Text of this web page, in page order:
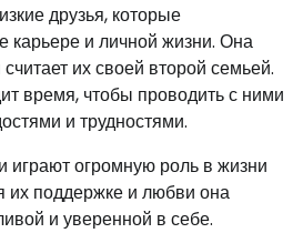
друзья, которые
карьере и личной жизни. Она
их своей второй семьей.
время, чтобы проводить с ними
и трудностями.
играют огромную роль в жизни
их поддержке и любви она
и уверенной в себе.